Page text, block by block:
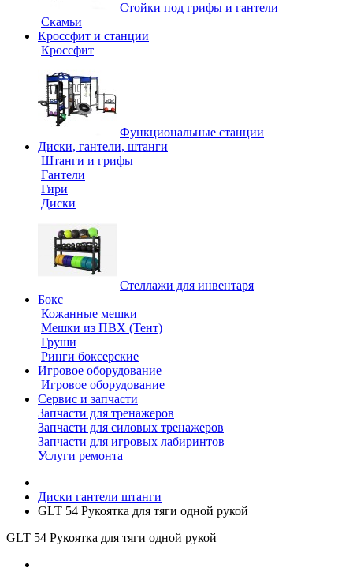
Стойки под грифы и гантели
Скамьи
Кроссфит и станции
Кроссфит
Функциональные станции
Диски, гантели, штанги
Штанги и грифы
Гантели
Гири
Диски
Стеллажи для инвентаря
Бокс
Кожанные мешки
Мешки из ПВХ (Тент)
Груши
Ринги боксерские
Игровое оборудование
Игровое оборудование
Сервис и запчасти
Запчасти для тренажеров
Запчасти для силовых тренажеров
Запчасти для игровых лабиринтов
Услуги ремонта
Диски гантели штанги
GLT 54 Рукоятка для тяги одной рукой
GLT 54 Рукоятка для тяги одной рукой